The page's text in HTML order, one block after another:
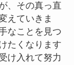
、その真っ直
えていきま
なことを見つ
たくなります
け入れて努力